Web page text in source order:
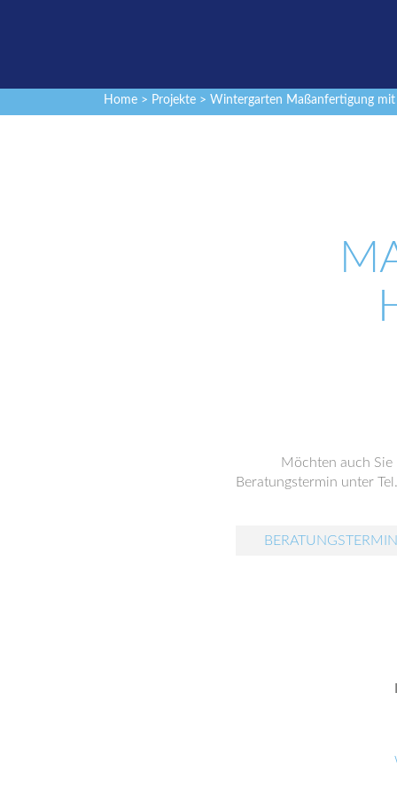
Home > Projekte > Wintergarten Maßanfertigung
Möchten auch
Beratungstermin unter